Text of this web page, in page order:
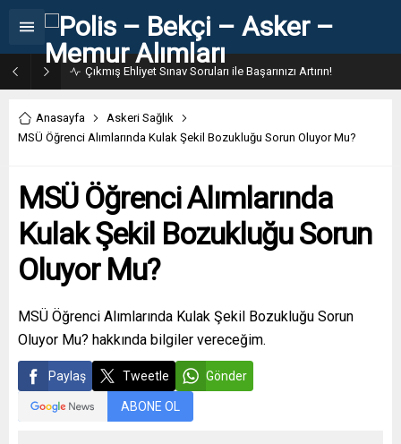
Çıkmış Ehliyet Sınav Soruları ile Başarınızı Artırın!
Anasayfa
Askeri Sağlık
MSÜ Öğrenci Alımlarında Kulak Şekil Bozukluğu Sorun Oluyor Mu?
MSÜ Öğrenci Alımlarında
Kulak Şekil Bozukluğu Sorun
Oluyor Mu?
MSÜ Öğrenci Alımlarında Kulak Şekil Bozukluğu Sorun
Oluyor Mu? hakkında bilgiler vereceğim.
Paylaş Tweetle Gönder
ABONE OL